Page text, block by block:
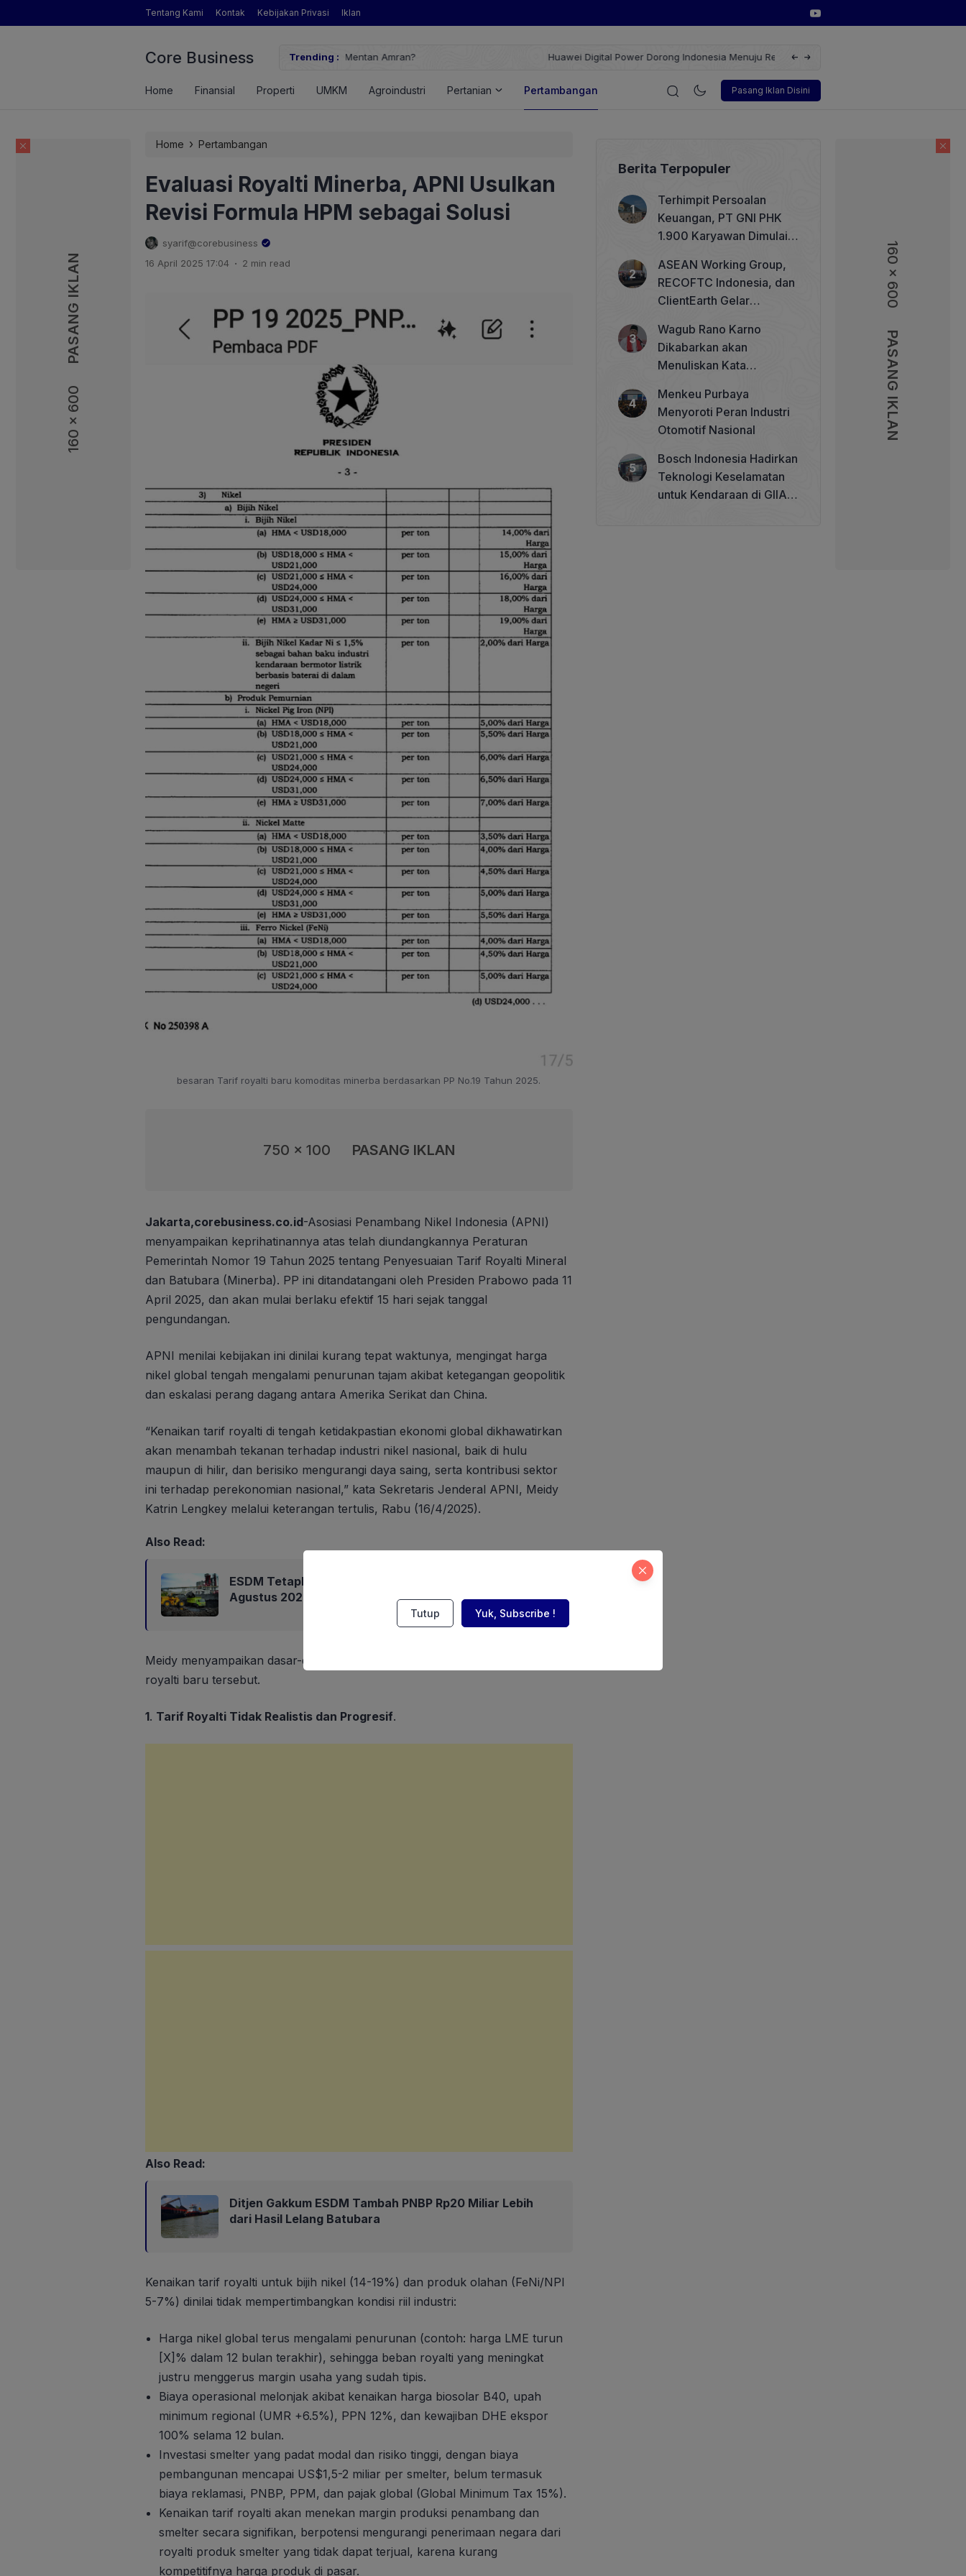
160 x 600
PASANG IKLAN 160 x 600
PASANG IKLAN
Tentang Kami Kontak Kebijakan Privasi Iklan
Core Business Trending :
Pertanian yang Dimaksud Mentan Amran?
Huawei Digital Power Dorong Indonesia Menuju Revolusi Energi Terbarukan dengan Solusi
Wakil Direktur Utama PT Pelindo,
Pasang Iklan Disini
Home Finansial Properti UMKM Agroindustri Pertanian Pertambangan Korporasi Teknologi Otomotif
160 x 600
PASANG IKLAN
Home › Pertambangan
Evaluasi Royalti Minerba, APNI Usulkan
Revisi Formula HPM sebagai Solusi
syarif@corebusiness
16 April 2025 17:04 . 2 min read
besaran Tarif royalti baru komoditas minerba berdasarkan PP No.19 Tahun 2025.
750 x 100 PASANG IKLAN
Jakarta,corebusiness.co.id-Asosiasi Penambang Nikel Indonesia (APNI)
menyampaikan keprihatinannya atas telah diundangkannya Peraturan
Pemerintah Nomor 19 Tahun 2025 tentang Penyesuaian Tarif Royalti Mineral
dan Batubara (Minerba). PP ini ditandatangani oleh Presiden Prabowo pada 11
April 2025, dan akan mulai berlaku efektif 15 hari sejak tanggal
pengundangan.
APNI menilai kebijakan ini dinilai kurang tepat waktunya, mengingat harga
nikel global tengah mengalami penurunan tajam akibat ketegangan geopolitik
dan eskalasi perang dagang antara Amerika Serikat dan China.
“Kenaikan tarif royalti di tengah ketidakpastian ekonomi global dikhawatirkan
akan menambah tekanan terhadap industri nikel nasional, baik di hulu
maupun di hilir, dan berisiko mengurangi daya saing, serta kontribusi sektor
ini terhadap perekonomian nasional,” kata Sekretaris Jenderal APNI, Meidy
Katrin Lengkey melalui keterangan tertulis, Rabu (16/4/2025).
Also Read:
ESDM Tetapkan HBA Periode Pertama Masa Berlaku 1-14
Agustus 2026, Berikut Rinciannya
Meidy menyampaikan dasar-dasar keberatan APNI atas diberlakukannya tarif
royalti baru tersebut.
1. Tarif Royalti Tidak Realistis dan Progresif.
Also Read:
Ditjen Gakkum ESDM Tambah PNBP Rp20 Miliar Lebih
dari Hasil Lelang Batubara
Kenaikan tarif royalti untuk bijih nikel (14-19%) dan produk olahan (FeNi/NPI
5-7%) dinilai tidak mempertimbangkan kondisi riil industri:
Harga nikel global terus mengalami penurunan (contoh: harga LME turun
[X]% dalam 12 bulan terakhir), sehingga beban royalti yang meningkat
justru menggerus margin usaha yang sudah tipis.
Biaya operasional melonjak akibat kenaikan harga biosolar B40, upah
minimum regional (UMR +6.5%), PPN 12%, dan kewajiban DHE ekspor
100% selama 12 bulan.
Investasi smelter yang padat modal dan risiko tinggi, dengan biaya
pembangunan mencapai US$1,5-2 miliar per smelter, belum termasuk
biaya reklamasi, PNBP, PPM, dan pajak global (Global Minimum Tax 15%).
Kenaikan tarif royalti akan menekan margin produksi penambang dan
smelter secara signifikan, berpotensi mengurangi penerimaan negara dari
royalti produk smelter yang tidak dapat terjual, karena kurang
kompetitifnya harga produk di pasar.
Berita Terpopuler
Terhimpit Persoalan
Keuangan, PT GNI PHK
1.900 Karyawan Dimulai 5
ASEAN Working Group,
RECOFTC Indonesia, dan
ClientEarth Gelar
Memperkuat Tata Kelola
Perhutanan Sosial
Wagub Rano Karno
Dikabarkan akan
Menuliskan Kata
Betawi 100 Tahun
Menkeu Purbaya
Menyoroti Peran Industri
Otomotif Nasional
Bosch Indonesia Hadirkan
Teknologi Keselamatan
untuk Kendaraan di GIIAS
Tutup Yuk, Subscribe !